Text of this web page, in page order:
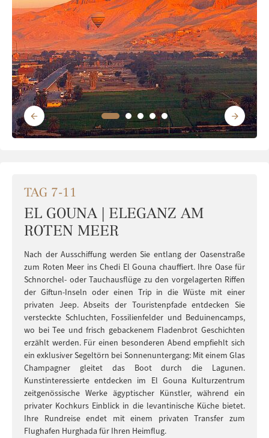
TAG 7-11
EL GOUNA | ELEGANZ AM
ROTEN MEER
Nach der Ausschiffung werden Sie entlang der Oasenstraße
zum Roten Meer ins Chedi El Gouna chauffiert. Ihre Oase für
Schnorchel- oder Tauchausflüge zu den vorgelagerten Riffen
der Giftun-Inseln oder einen Trip in die Wüste mit einer
privaten Jeep. Abseits der Touristenpfade entdecken Sie
versteckte Schluchten, Fossilienfelder und Beduinencamps,
wo bei Tee und frisch gebackenem Fladenbrot Geschichten
erzählt werden. Für einen besonderen Abend empfiehlt sich
ein exklusiver Segeltörn bei Sonnenuntergang: Mit einem Glas
Champagner gleitet das Boot durch die Lagunen.
Kunstinteressierte entdecken im El Gouna Kulturzentrum
zeitgenössische Werke ägyptischer Künstler, während ein
privater Kochkurs Einblick in die levantinische Küche bietet.
Ihre Rundreise endet mit einem privaten Transfer zum
Flughafen Hurghada für Ihren Heimflug.